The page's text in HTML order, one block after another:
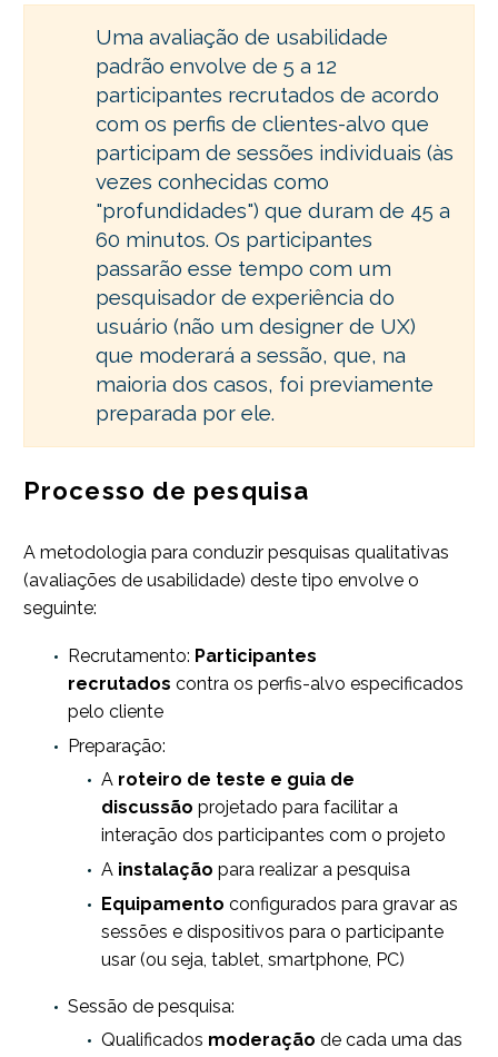
Uma avaliação de usabilidade
padrão envolve de 5 a 12
participantes recrutados de acordo
com os perfis de clientes-alvo que
participam de sessões individuais (às
vezes conhecidas como
"profundidades") que duram de 45 a
60 minutos. Os participantes
passarão esse tempo com um
pesquisador de experiência do
usuário (não um designer de UX)
que moderará a sessão, que, na
maioria dos casos, foi previamente
preparada por ele.
Processo de pesquisa
A metodologia para conduzir pesquisas qualitativas
(avaliações de usabilidade) deste tipo envolve o
seguinte:
Recrutamento: Participantes
recrutados contra os perfis-alvo especificados
pelo cliente
Preparação:
A roteiro de teste e guia de
discussão projetado para facilitar a
interação dos participantes com o projeto
A instalação para realizar a pesquisa
Equipamento configurados para gravar as
sessões e dispositivos para o participante
usar (ou seja, tablet, smartphone, PC)
Sessão de pesquisa:
Qualificados moderação de cada uma das